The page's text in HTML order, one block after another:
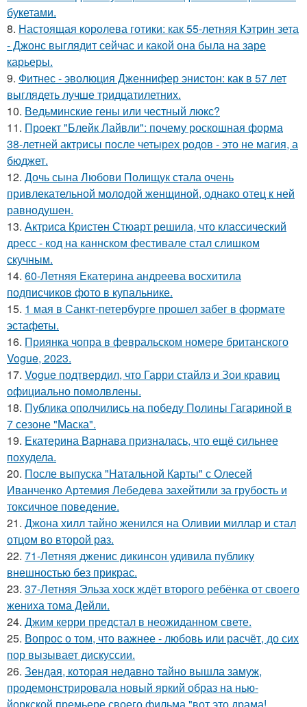
букетами.
8. Настоящая королева готики: как 55-летняя Кэтрин зета
- Джонс выглядит сейчас и какой она была на заре
карьеры.
9. Фитнес - эволюция Дженнифер энистон: как в 57 лет
выглядеть лучше тридцатилетних.
10. Ведьминские гены или честный люкс?
11. Проект "Блейк Лайвли": почему роскошная форма
38-летней актрисы после четырех родов - это не магия, а
бюджет.
12. Дочь сына Любови Полищук стала очень
привлекательной молодой женщиной, однако отец к ней
равнодушен.
13. Актриса Кристен Стюарт решила, что классический
дресс - код на каннском фестивале стал слишком
скучным.
14. 60-Летняя Екатерина андреева восхитила
подписчиков фото в купальнике.
15. 1 мая в Санкт-петербурге прошел забег в формате
эстафеты.
16. Приянка чопра в февральском номере британского
Vogue, 2023.
17. Vogue подтвердил, что Гарри стайлз и Зои кравиц
официально помолвлены.
18. Публика ополчились на победу Полины Гагариной в
7 сезоне "Маска".
19. Екатерина Варнава призналась, что ещё сильнее
похудела.
20. После выпуска "Натальной Карты" с Олесей
Иванченко Артемия Лебедева захейтили за грубость и
токсичное поведение.
21. Джона хилл тайно женился на Оливии миллар и стал
отцом во второй раз.
22. 71-Летняя дженис дикинсон удивила публику
внешностью без прикрас.
23. 37-Летняя Эльза хоск ждёт второго ребёнка от своего
жениха тома Дейли.
24. Джим керри предстал в неожиданном свете.
25. Вопрос о том, что важнее - любовь или расчёт, до сих
пор вызывает дискуссии.
26. Зендая, которая недавно тайно вышла замуж,
продемонстрировала новый яркий образ на нью-